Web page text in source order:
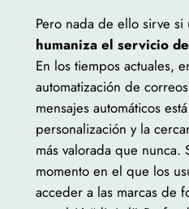
Pero nada de ello sirve si
humaniza el servicio
En los tiempos actuales,
automatización de
mensajes automáticos
personalización y la
más valorada que
momento en el que los
acceder a las marcas de